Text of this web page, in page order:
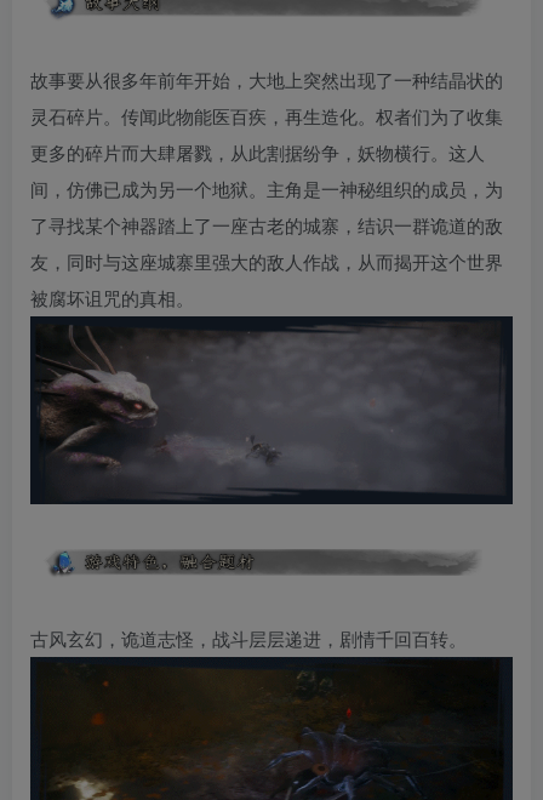
故事要从很多年前年开始，大地上突然出现了一种结晶状的
灵石碎片。传闻此物能医百疾，再生造化。权者们为了收集
更多的碎片而大肆屠戮，从此割据纷争，妖物横行。这人
间，仿佛已成为另一个地狱。主角是一神秘组织的成员，为
了寻找某个神器踏上了一座古老的城寨，结识一群诡道的敌
友，同时与这座城寨里强大的敌人作战，从而揭开这个世界
被腐坏诅咒的真相。
古风玄幻，诡道志怪，战斗层层递进，剧情千回百转。